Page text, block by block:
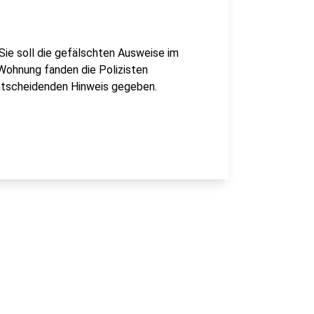
soll die gefälschten Ausweise im
fanden die Polizisten
Hinweis gegeben.